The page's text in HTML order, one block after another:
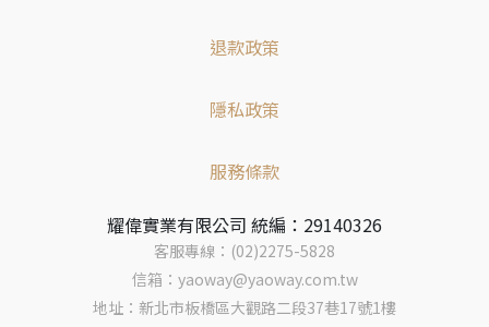
退款政策
隱私政策
服務條款
耀偉實業有限公司 統編：29140326
客服專線：(02)2275-5828
信箱：yaoway@yaoway.com.tw
地址：新北市板橋區大觀路二段37巷17號1樓